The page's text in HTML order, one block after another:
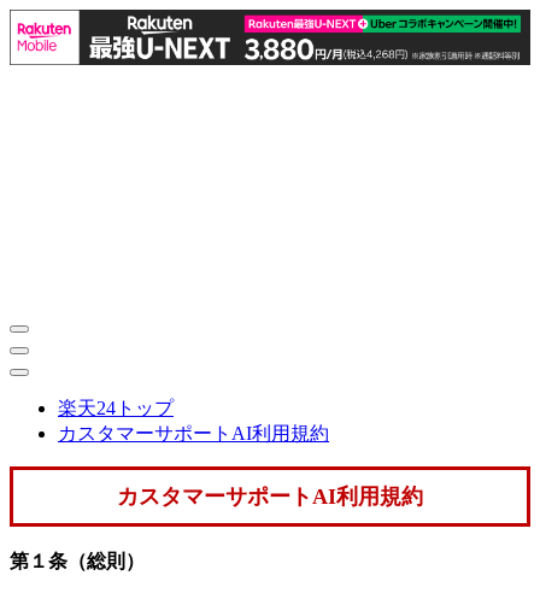
楽天24トップ
カスタマーサポートAI利用規約
カスタマーサポートAI利用規約
第１条（総則）